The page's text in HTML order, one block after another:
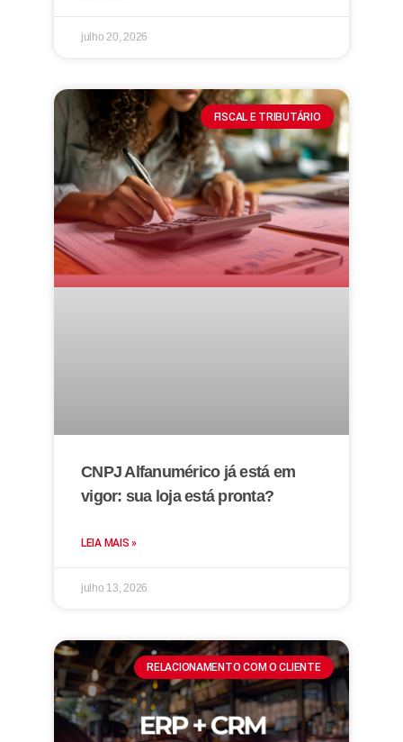
julho 20, 2026
FISCAL E TRIBUTÁRIO
CNPJ Alfanumérico já está em
vigor: sua loja está pronta?
LEIA MAIS »
julho 13, 2026
RELACIONAMENTO COM O CLIENTE